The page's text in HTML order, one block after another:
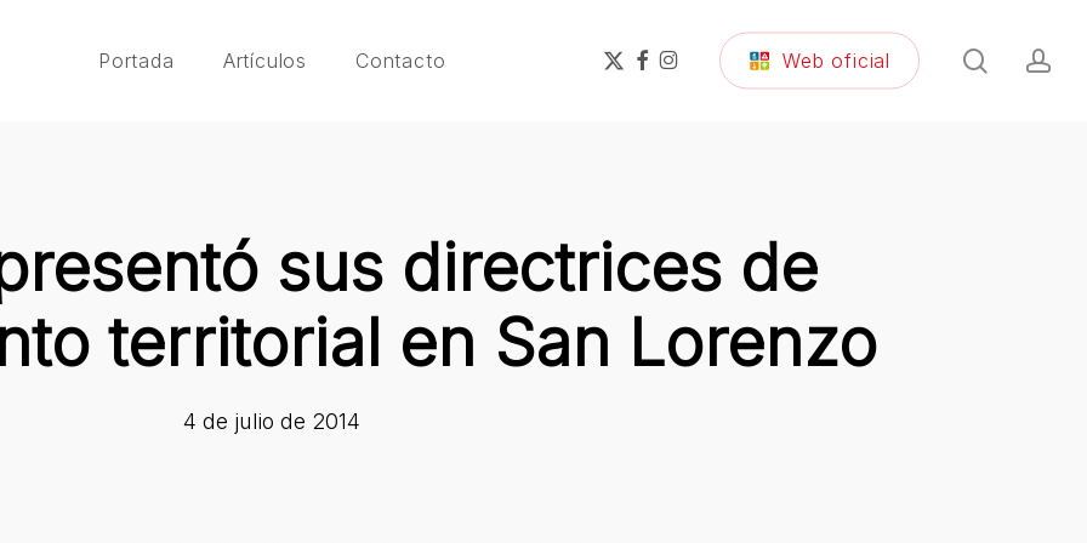
Portada Artículos Contacto
x-
twitter
facebook
instagram Web oficial search
sus directrices de
territorial en San Lorenzo
4 de julio de 2014